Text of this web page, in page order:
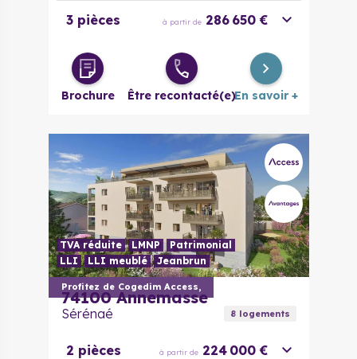
3 pièces à partir de 286 650 €
Brochure Être recontacté(e)En savoir +
Profitez de Cogedim Access,
TVA réduite LMNP
Patrimonial
LLI
LLI meublé Jeanbrun
74100 Annemasse
Sérénaé 8logements
2 pièces à partir de 224 000 €